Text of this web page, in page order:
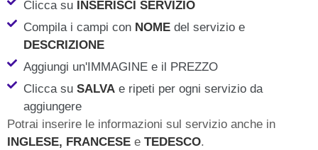
Clicca su INSERISCI SERVIZIO
Compila i campi con NOMEdel servizio e
DESCRIZIONE
Aggiungi un'IMMAGINE e il PREZZO
Clicca su SALVAe ripeti per ogni servizio da
aggiungere
Potrai inserire le informazioni sul servizio anche in
INGLESE, FRANCESE e TEDESCO.